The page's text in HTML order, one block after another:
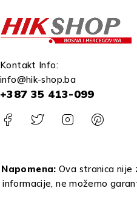
Kontakt Info:
info@hik-shop.ba
+387 35 413-099
Napomena: Ova stranica nije
informacije, ne možemo